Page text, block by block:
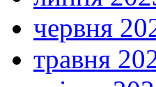
червня
травня